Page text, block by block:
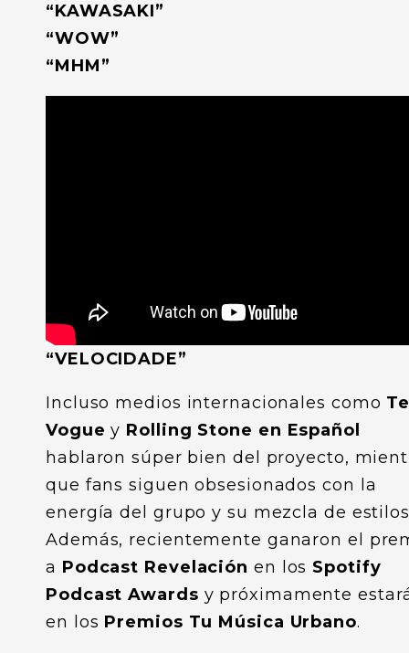
“KAWASAKI”
“WOW”
“MHM”
“VELOCIDADE”
Incluso medios internacionales como
Vogue y Rolling Stone en Español
hablaron súper bien del proyecto,
que fans siguen obsesionados con la
energía del grupo y su mezcla de
Además, recientemente ganaron el
a Podcast Revelación en los Spotify
Podcast Awards y próximamente
en los Premios Tu Música Urbano.